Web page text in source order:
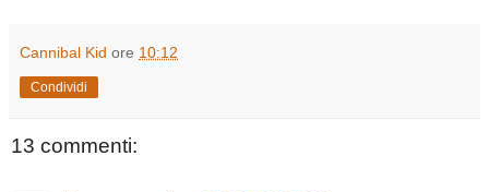
Cannibal Kid ore 10:12
Condividi
13 commenti: